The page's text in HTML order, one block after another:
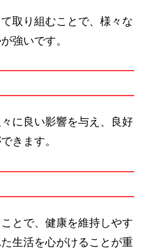
取り組むことで、様々な
強いです。
に良い影響を与え、良好
きます。
とで、健康を維持しやす
生活を心がけることが重